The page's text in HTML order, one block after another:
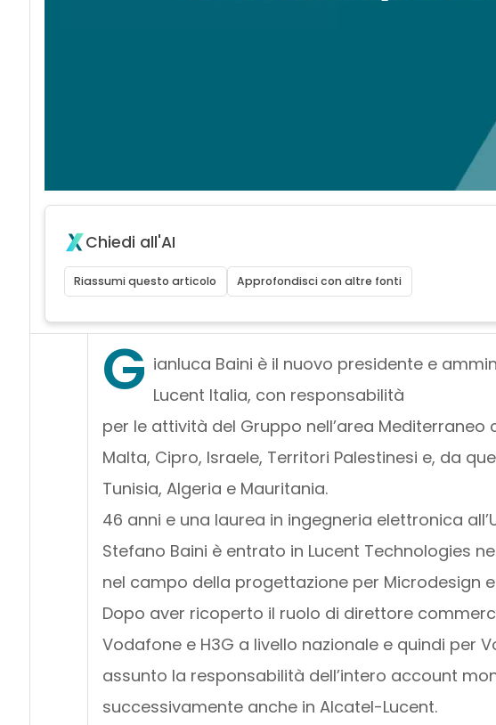
Chiedi all'AI
Riassumi questo articolo Approfondisci con altre fonti
G ianluca Baini è il nuovo presidente e
Lucent Italia, con responsabilità
per le attività del Gruppo nell’area Mediterraneo
Malta, Cipro, Israele, Territori Palestinesi e, da
Tunisia, Algeria e Mauritania.
46 anni e una laurea in ingegneria elettronica
Stefano Baini è entrato in Lucent Technologies
nel campo della progettazione per Microdesign
Dopo aver ricoperto il ruolo di direttore
Vodafone e H3G a livello nazionale e quindi per
assunto la responsabilità dell’intero account
successivamente anche in Alcatel-Lucent.